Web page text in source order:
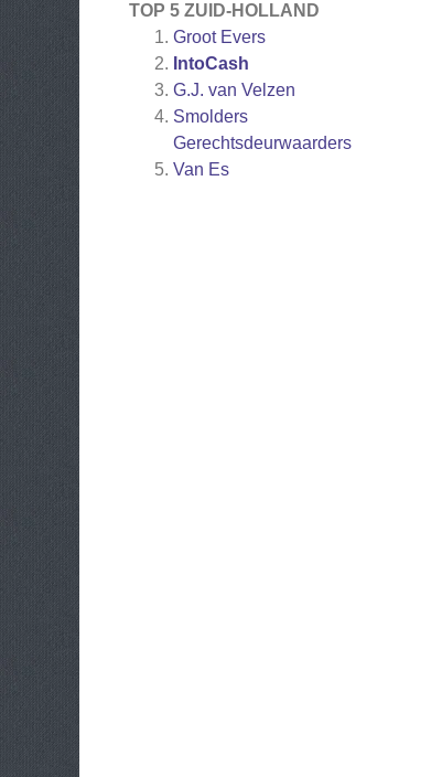
TOP 5 ZUID-HOLLAND
Groot Evers
IntoCash
G.J. van Velzen
Smolders
Gerechtsdeurwaarders
Van Es